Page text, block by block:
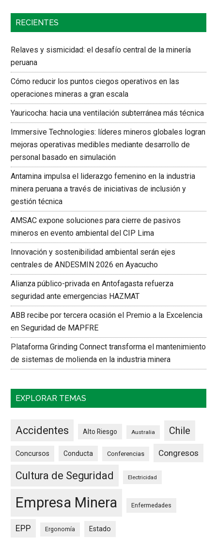
RECIENTES
Relaves y sismicidad: el desafío central de la minería
peruana
Cómo reducir los puntos ciegos operativos en las
operaciones mineras a gran escala
Yauricocha: hacia una ventilación subterránea más técnica
Immersive Technologies: líderes mineros globales logran
mejoras operativas medibles mediante desarrollo de
personal basado en simulación
Antamina impulsa el liderazgo femenino en la industria
minera peruana a través de iniciativas de inclusión y
gestión técnica
AMSAC expone soluciones para cierre de pasivos
mineros en evento ambiental del CIP Lima
Innovación y sostenibilidad ambiental serán ejes
centrales de ANDESMIN 2026 en Ayacucho
Alianza público-privada en Antofagasta refuerza
seguridad ante emergencias HAZMAT
ABB recibe por tercera ocasión el Premio a la Excelencia
en Seguridad de MAPFRE
Plataforma Grinding Connect transforma el mantenimiento
de sistemas de molienda en la industria minera
EXPLORAR TEMAS
Accidentes Alto Riesgo Australia Chile
Concursos Conducta Conferencias Congresos
Cultura de Seguridad Electricidad
Empresa Minera Enfermedades
EPP Ergonomía Estado